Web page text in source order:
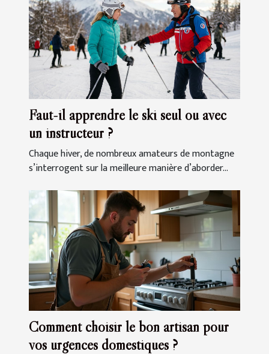
Faut-il apprendre le ski seul ou avec
un instructeur ?
Chaque hiver, de nombreux amateurs de montagne
s’interrogent sur la meilleure manière d’aborder...
Comment choisir le bon artisan pour
vos urgences domestiques ?